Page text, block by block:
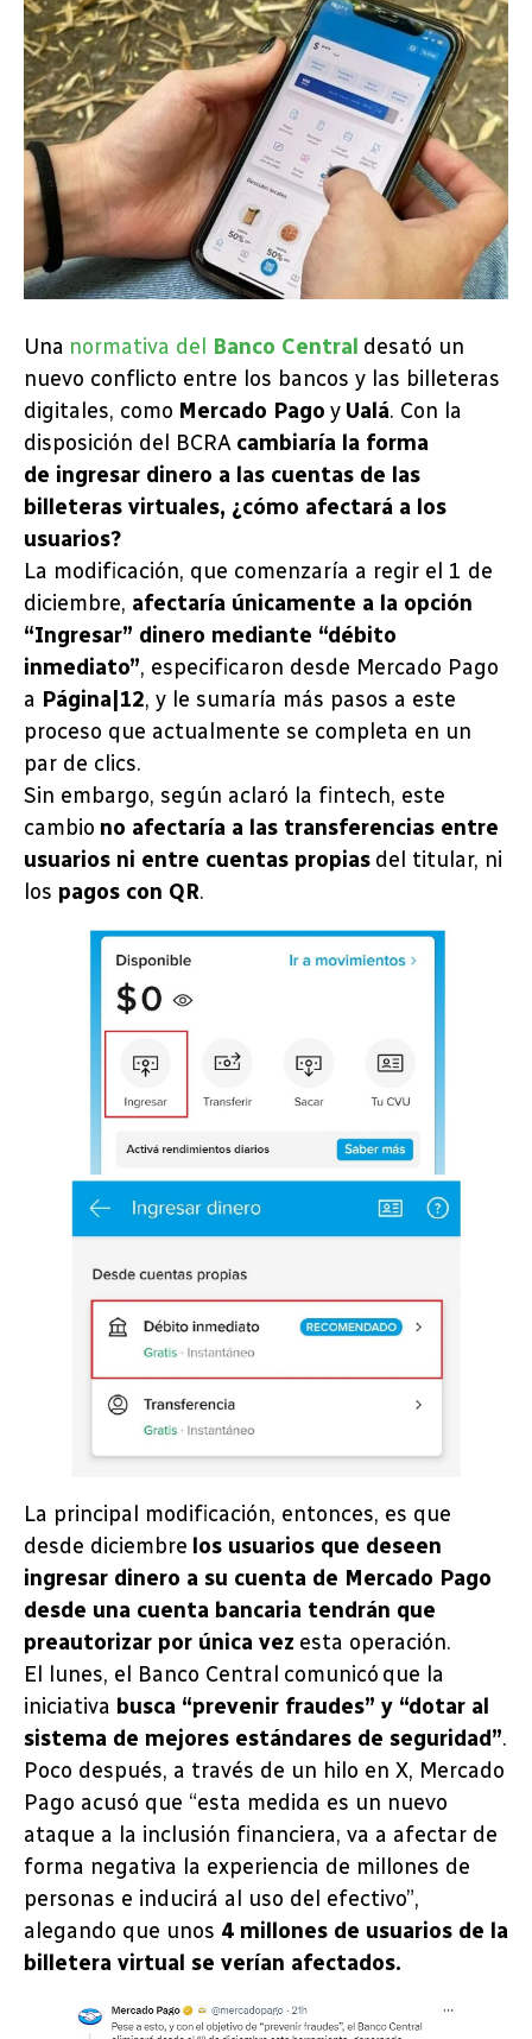
Una normativa del Banco Central desató un
nuevo conflicto entre los bancos y las billeteras
digitales, como Mercado Pago y Ualá. Con la
disposición del BCRA cambiaría la forma
de ingresar dinero a las cuentas de las
billeteras virtuales, ¿cómo afectará a los
usuarios?
La modificación, que comenzaría a regir el 1 de
diciembre, afectaría únicamente a la opción
“Ingresar” dinero mediante “débito
inmediato”, especificaron desde Mercado Pago
a Página|12, y le sumaría más pasos a este
proceso que actualmente se completa en un
par de clics.
Sin embargo, según aclaró la fintech, este
cambio no afectaría a las transferencias entre
usuarios ni entre cuentas propias del titular, ni
los pagos con QR.
La principal modificación, entonces, es que
desde diciembre los usuarios que deseen
ingresar dinero a su cuenta de Mercado Pago
desde una cuenta bancaria tendrán que
preautorizar por única vez esta operación.
El lunes, el Banco Central comunicó que la
iniciativa busca “prevenir fraudes” y “dotar al
sistema de mejores estándares de seguridad”.
Poco después, a través de un hilo en X, Mercado
Pago acusó que “esta medida es un nuevo
ataque a la inclusión financiera, va a afectar de
forma negativa la experiencia de millones de
personas e inducirá al uso del efectivo”,
alegando que unos 4 millones de usuarios de la
billetera virtual se verían afectados.